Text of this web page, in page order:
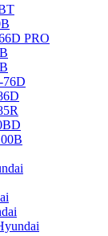
PRO